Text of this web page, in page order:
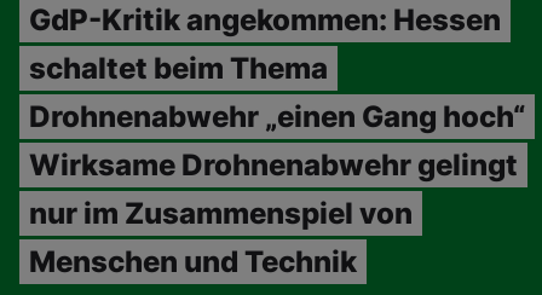
GdP-Kritik angekommen: Hessen
schaltet beim Thema
Drohnenabwehr „einen Gang hoch“
Wirksame Drohnenabwehr gelingt
nur im Zusammenspiel von
Menschen und Technik